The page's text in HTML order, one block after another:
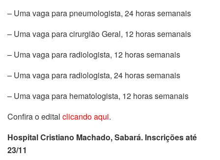
– Uma vaga para pneumologista, 24 horas semanais
– Uma vaga para cirurgião Geral, 12 horas semanais
– Uma vaga para radiologista, 12 horas semanais
– Uma vaga para radiologista, 24 horas semanais
– Uma vaga para hematologista, 12 horas semanais
Confira o edital clicando aqui.
Hospital Cristiano Machado, Sabará. Inscrições até
23/11